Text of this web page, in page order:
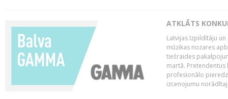
ATKLĀTS
Latvijas Izpildītāju
mūzikas nozares
tiešraides
martā. Pretendentus
profesionālo
izcenojumu